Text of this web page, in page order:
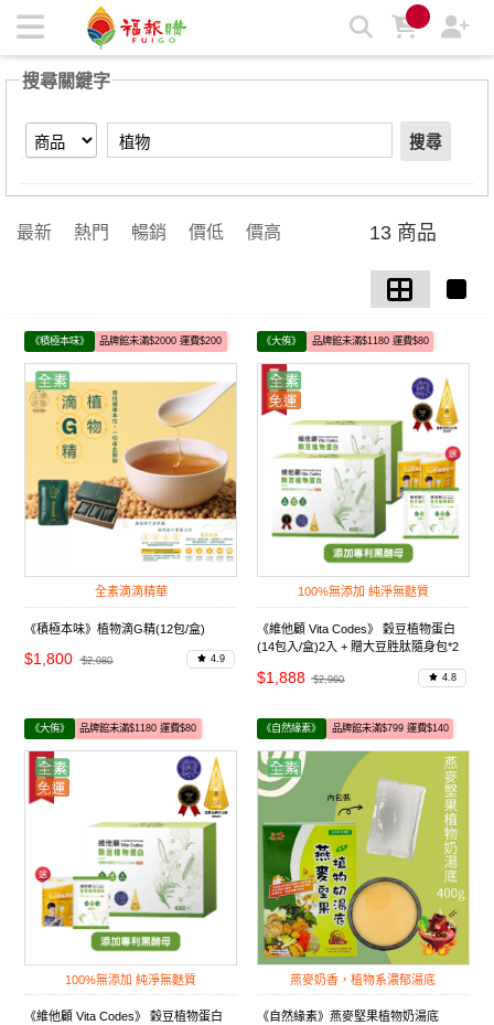
【植物】搜尋結果 | 福報購蔬食購物商城
搜尋關鍵字
搜尋
最新 熱門 暢銷 價低 價高 13 商品
《積極本味》 品牌館未滿$2000 運費$200
全素滴滴精華
《積極本味》植物滴G精(12包/盒)
$1,800 $2,080 4.9
《大侑》 品牌館未滿$1180 運費$80
100%無添加 純淨無麩質
《維他顧 Vita Codes》 穀豆植物蛋白
(14包入/盒)2入 + 贈大豆胜肽隨身包*2
$1,888 $2,960 4.8
《大侑》 品牌館未滿$1180 運費$80
100%無添加 純淨無麩質
《維他顧 Vita Codes》 穀豆植物蛋白
《自然緣素》 品牌館未滿$799 運費$140
燕麥奶香，植物系濃郁湯底
《自然緣素》燕麥堅果植物奶湯底